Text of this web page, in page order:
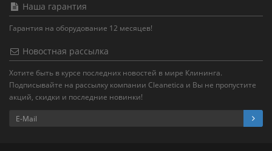
Наша гарантия
Гарантия на оборудование 12 месяцев!
Новостная рассылка
Хотите быть в курсе последних новостей в мире Клининга.
Подписывайте на рассылку компании Cleanetica и Вы не пропустите
акций, скидки и последние новинки!